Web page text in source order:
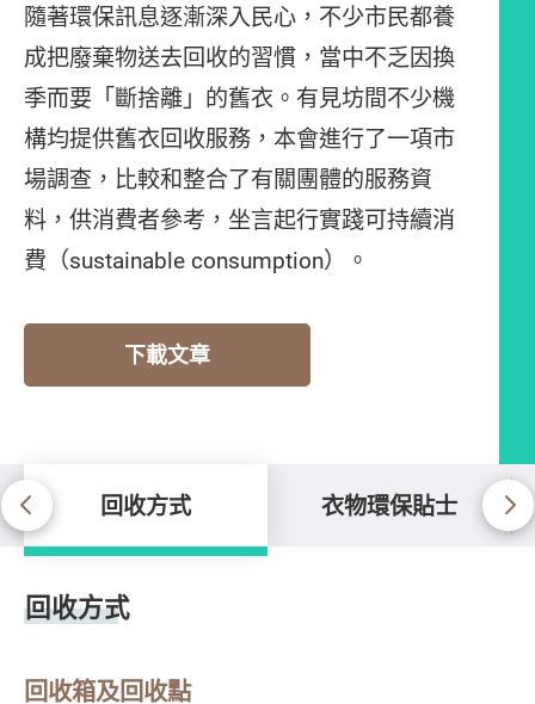
隨著環保訊息逐漸深入民心，不少市民都養
成把廢棄物送去回收的習慣，當中不乏因換
季而要「斷捨離」的舊衣。有見坊間不少機
構均提供舊衣回收服務，本會進行了一項市
場調查，比較和整合了有關團體的服務資
料，供消費者參考，坐言起行實踐可持續消
費（sustainable consumption）。
下載文章
回收方式 衣物環保貼士
回收方式
回收方式
回收箱及回收點